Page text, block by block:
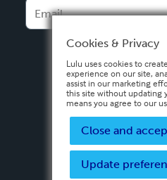
Español
Privacy Policy
Cookies & Privacy
Lulu uses cookies to
experience on our site,
assist in our marketing
this site without updating
means you agree to our
Close and
Update